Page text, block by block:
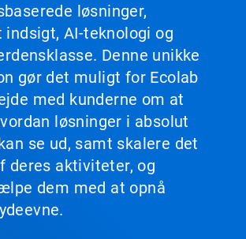
løsninger,
indsigt, AI-teknologi og
Denne unikke
gør det muligt for Ecolab
med kunderne om at
løsninger i absolut
se ud, samt skalere det
deres aktiviteter, og
dem med at opnå